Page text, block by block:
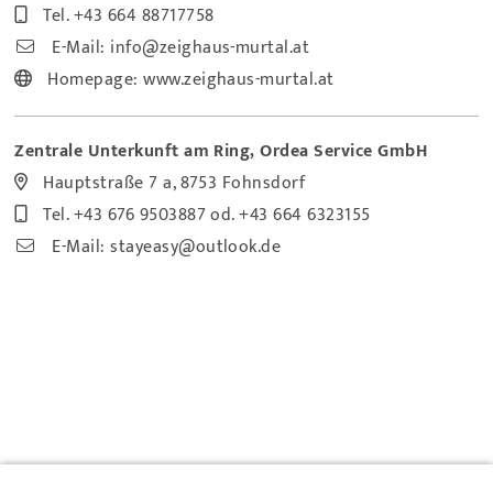
Tel.+43 664 88717758
E-Mail: info@zeighaus-murtal.at
Homepage:www.zeighaus-murtal.at
Zentrale Unterkunft am Ring, Ordea Service GmbH
Hauptstraße 7 a, 8753 Fohnsdorf
Tel.+43 676 9503887od. +43 664 6323155
E-Mail:stayeasy@outlook.de